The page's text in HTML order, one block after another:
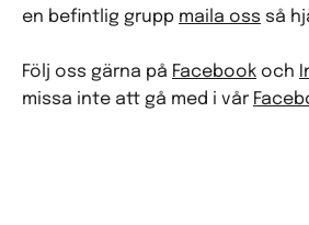
en befintlig grupp maila oss så
Följ oss gärna på Facebook och
missa inte att gå med i vår